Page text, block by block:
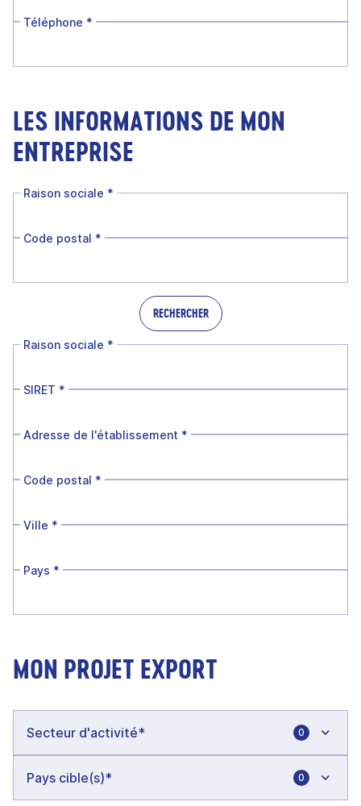
Téléphone *
LES INFORMATIONS DE MON
ENTREPRISE
Raison sociale *
Code postal *
RECHERCHER
Raison sociale *
SIRET *
Adresse de l'établissement *
Code postal *
Ville *
Pays *
MON PROJET EXPORT
0
0